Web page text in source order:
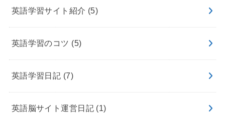
英語学習サイト紹介 (5)
英語学習のコツ (5)
英語学習日記 (7)
英語脳サイト運営日記 (1)